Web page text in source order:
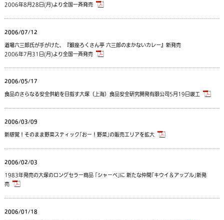
2006年8月28日(月)より全国一斉発売
2006/07/12
道場六三郎氏が手がけた、『銀座ろくさん亭 六三郎のまかないカレー』新発売
2006年7月31日(月)より全国一斉発売
2006/05/17
食品のさらなる安全供給を目指す大塚（上海）食品安全研究開発有限公司5月19日竣工
2006/03/09
新感覚！そのまま野菜スティック｢おー！野菜｣の販売エリアを拡大
2006/02/03
1983年発売の大塚のロングセラー商品 ｢シャーベ｣に 新たな仲間｢キウイ＆アップル｣新発
売
2006/01/18